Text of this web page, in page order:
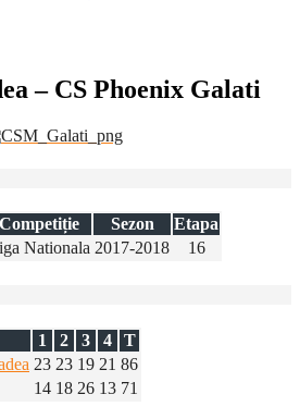
– CS Phoenix Galati
Competiție Sezon
Etapa
Nationala 2017-2018 16
1 2 3 4
T
23 23 19 21 86
14 18 26 13 71